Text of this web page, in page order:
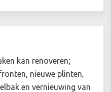
kan renoveren;
nieuwe plinten,
en vernieuwing van